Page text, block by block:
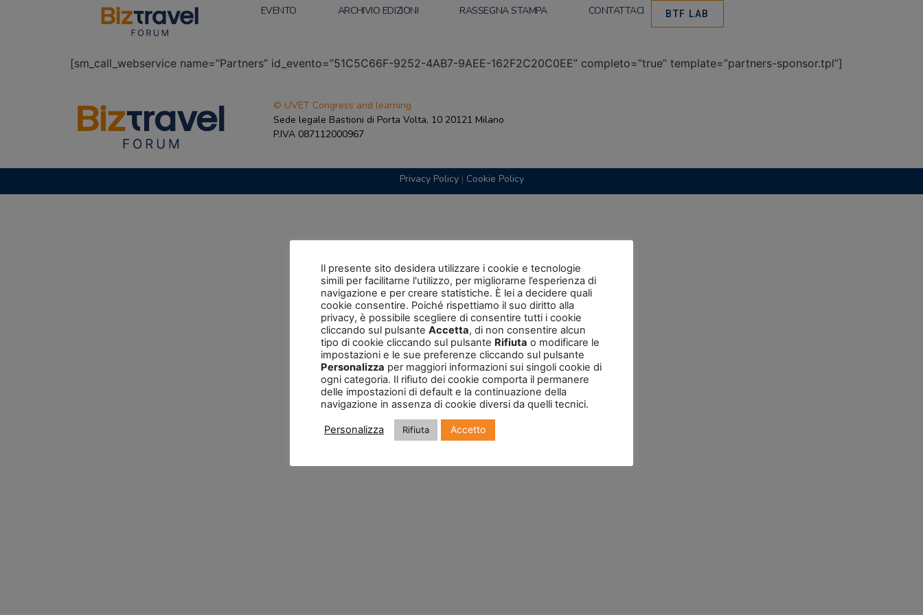
EVENTO ARCHIVIO EDIZIONI RASSEGNA STAMPA CONTATTACI BTF LAB
[sm_call_webservice name=”Partners” id_evento=”51C5C66F-9252-4AB7-9AEE-162F2C20C0EE” completo=”true” template=”partners-sponsor.tpl”]
© UVET Congress and learning
Sede legale Bastioni di Porta Volta, 10 20121 Milano
P.IVA 087112000967
Privacy Policy| Cookie Policy
Il presente sito desidera utilizzare i cookie e tecnologie
simili per facilitarne l'utilizzo, per migliorarne l’esperienza di
navigazione e per creare statistiche. È lei a decidere quali
cookie consentire. Poiché rispettiamo il suo diritto alla
privacy, è possibile scegliere di consentire tutti i cookie
cliccando sul pulsante Accetta, di non consentire alcun
tipo di cookie cliccando sul pulsante Rifiuta o modificare le
impostazioni e le sue preferenze cliccando sul pulsante
Personalizza per maggiori informazioni sui singoli cookie di
ogni categoria. Il rifiuto dei cookie comporta il permanere
delle impostazioni di default e la continuazione della
navigazione in assenza di cookie diversi da quelli tecnici.
Personalizza Rifiuta Accetto